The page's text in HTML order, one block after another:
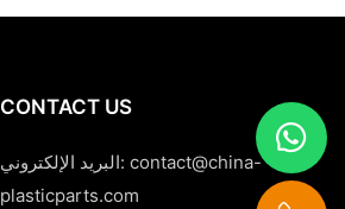
CONTACT US
البريد الإلكتروني:contact@china-
plasticparts.com